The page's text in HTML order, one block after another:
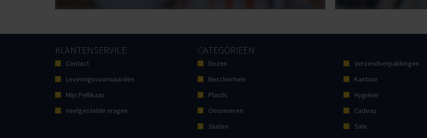
KLANTENSERVICE
Contact
Leveringsvoorwaarden
Mijn Pellikaan
Veelgestelde vragen
CATEGORIEËN
Dozen
Beschermen
Plastic
Omsnoeren
Sluiten
Verzendverpakkingen
Kantoor
Hygiëne
Cadeau
Sale